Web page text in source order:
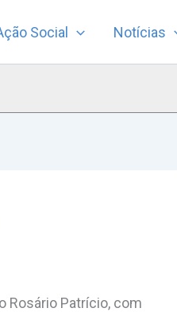
Social Notícias
Rosário Patrício, com